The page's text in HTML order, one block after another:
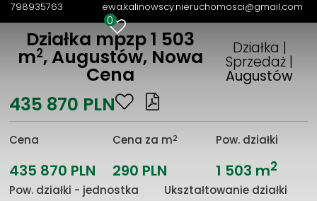
798935763 ewa.kalinowscy.nieruchomosci@gmail.com
0
Działka mpzp 1 503
m2, Augustów, Nowa
Cena
Działka |
Sprzedaż |
Augustów
435 870 PLN
Cena
435 870 PLN
Cena za m2
290 PLN
Pow. działki
1 503 m2
Pow. działki - jednostka Ukształtowanie działki